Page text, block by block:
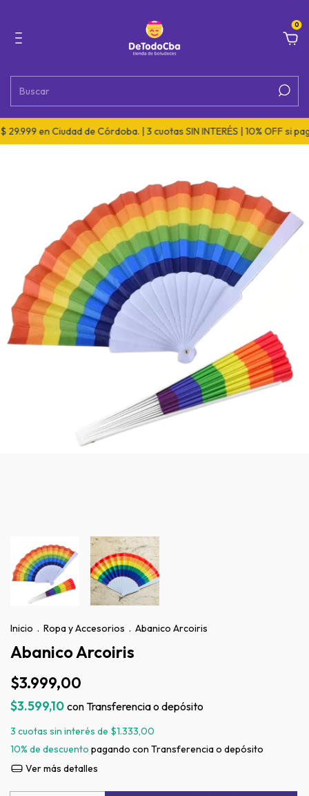
0
en Ciudad de Córdoba. | 3 cuotas SIN INTERÉS | 10% OFF si
Inicio . Ropa y Accesorios . Abanico Arcoiris
Abanico Arcoiris
$3.999,00
$3.599,10 conTransferencia o depósito
3 cuotas sin interés de $1.333,00
10% de descuento pagando con Transferencia o depósito
Ver más detalles